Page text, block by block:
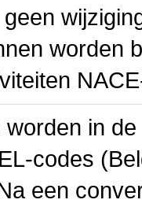
worden
worden in
codes
een